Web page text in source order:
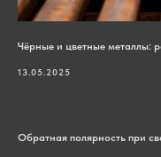
Чёрные и цветные металлы:
13.05.2025
Обратная полярность при